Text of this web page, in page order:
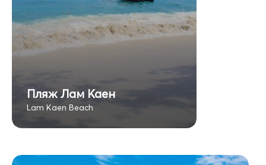
Пляж Лам Каен
Lam Kaen Beach